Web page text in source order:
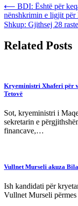
Post
navigation
⟵ BDI: Është për
nënshkrimin e ligjit për
Shkup: Gjithsej 28
Related Posts
Kryeministri Xhaferi për
Tetovë
Sot, kryeministri i
sekretarin e
financave,…
Vullnet Murseli akuza
Ish kandidati për
Vullnet Murseli